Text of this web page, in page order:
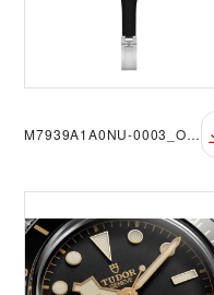
M7939A1A0NU-0003_OF_sRGB_BGW